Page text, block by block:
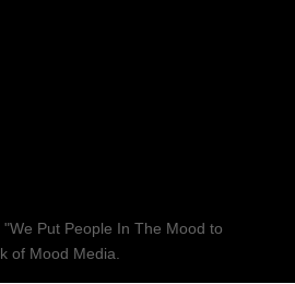
Put People In The Mood to
of Mood Media.